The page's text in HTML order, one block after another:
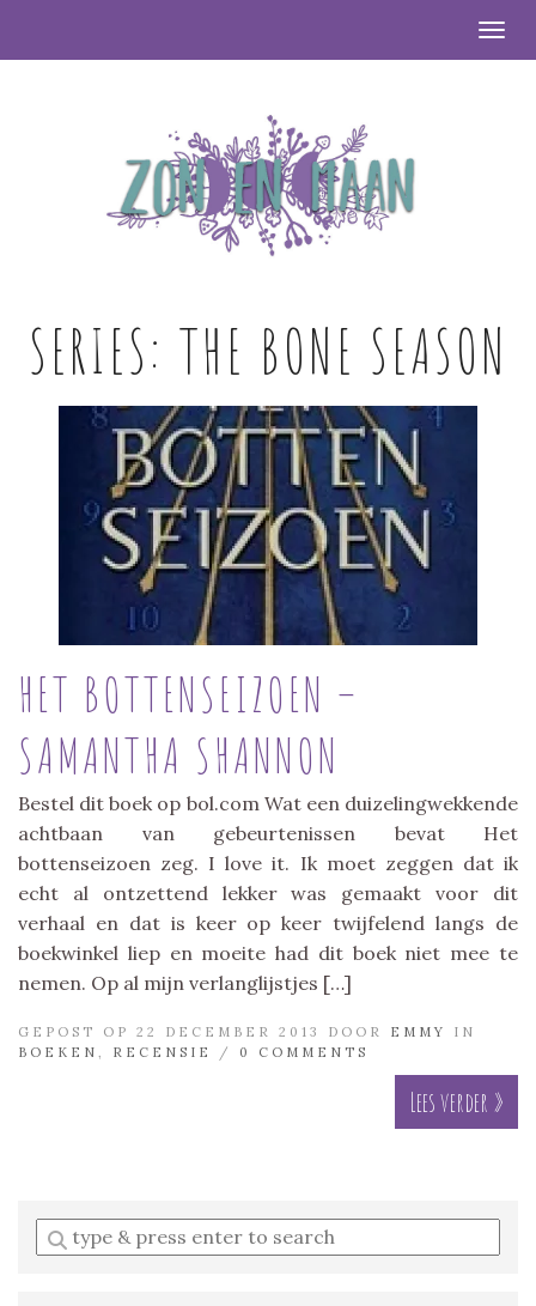
SERIES: THE BONE SEASON
HET BOTTENSEIZOEN –
SAMANTHA SHANNON
Bestel dit boek op bol.com Wat een duizelingwekkende
achtbaan van gebeurtenissen bevat Het
bottenseizoen zeg. I love it. Ik moet zeggen dat ik
echt al ontzettend lekker was gemaakt voor dit
verhaal en dat is keer op keer twijfelend langs de
boekwinkel liep en moeite had dit boek niet mee te
nemen. Op al mijn verlanglijstjes […]
GEPOST OP 22 DECEMBER 2013 DOOR EMMY
IN
BOEKEN
RECENSIE / 0 COMMENTS
Lees verder »
Enter
a